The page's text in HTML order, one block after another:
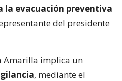
la evacuación preventiva
del presidente
Amarilla implica un
, mediante el